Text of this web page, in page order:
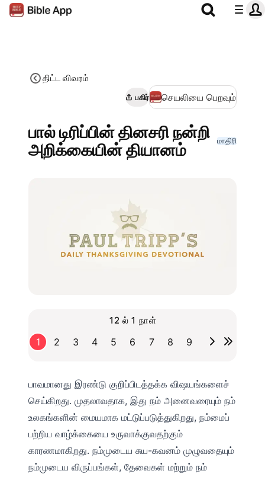
திட்ட விவரம்
பகிர் செயலியை பெறவும்
பால் டிரிப்பின் தினசரி நன்றி
அறிக்கையின் தியானம்
மாதிரி
12 ல் 1 நாள்
1 2 3 4 5 6 7 8 9
பாவமானது இரண்டு குறிப்பிடத்தக்க விஷயங்களைச்
செய்கிறது. முதலாவதாக, இது நம் அனைவரையும் நம்
உலகங்களின் மையமாக மட்டுப்படுத்துகிறது, நம்மைப்
பற்றிய வாழ்க்கையை உருவாக்குவதற்கும்
காரணமாகிறது. நம்முடைய சுய-கவனம் முழுவதையும்
நம்முடைய விருப்பங்கள், தேவைகள் மற்றும் நம்